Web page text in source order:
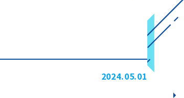
2024.05.01